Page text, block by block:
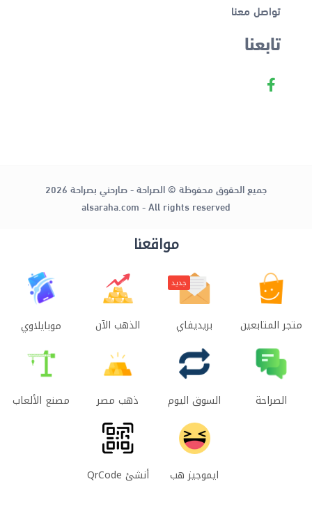
تواصل معنا
تابعنا
جميع الحقوق محفوظة © الصراحة - صارحني بصراحة 2026
alsaraha.com - All rights reserved